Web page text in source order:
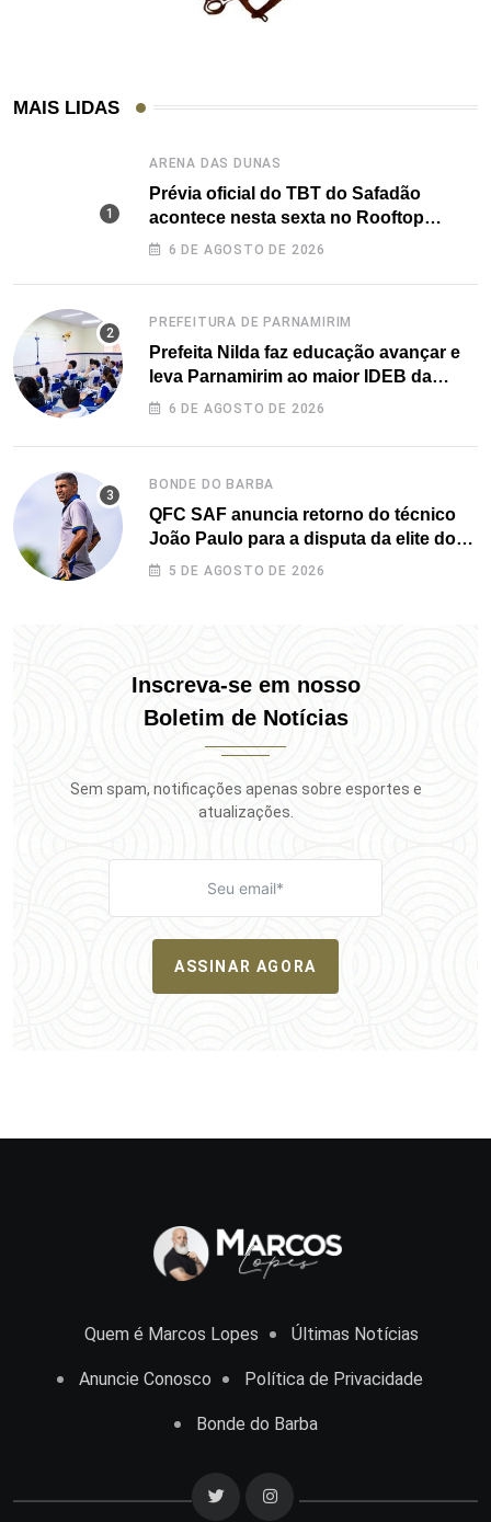
MAIS LIDAS
ARENA DAS DUNAS
Prévia oficial do TBT do Safadão
acontece nesta sexta no Rooftop
Dunas
6 DE AGOSTO DE 2026
PREFEITURA DE PARNAMIRIM
Prefeita Nilda faz educação avançar e
leva Parnamirim ao maior IDEB da
história dos anos iniciais
6 DE AGOSTO DE 2026
BONDE DO BARBA
QFC SAF anuncia retorno do técnico
João Paulo para a disputa da elite do
Campeonato Potiguar
5 DE AGOSTO DE 2026
Inscreva-se em nosso
Boletim de Notícias
Sem spam, notificações apenas sobre esportes e
atualizações.
ASSINAR AGORA
Quem é Marcos Lopes Últimas Notícias
Anuncie Conosco Política de Privacidade
Bonde do Barba